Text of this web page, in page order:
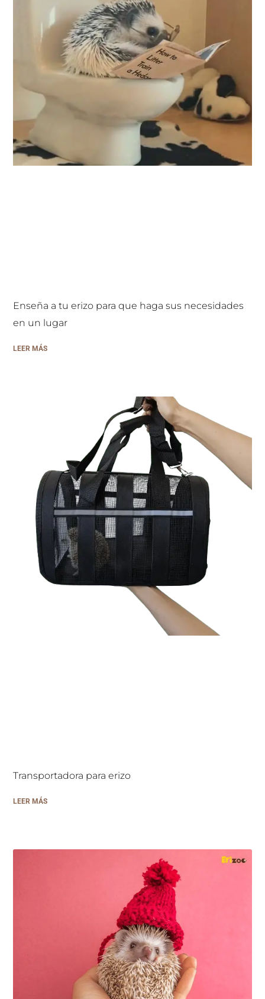
Enseña a tu erizo para que haga sus necesidades
en un lugar
LEER MÁS
Transportadora para erizo
LEER MÁS